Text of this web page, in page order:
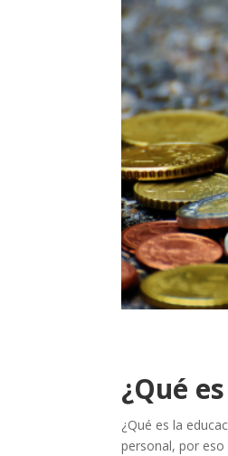
¿Qué
¿Qué es la
personal, por